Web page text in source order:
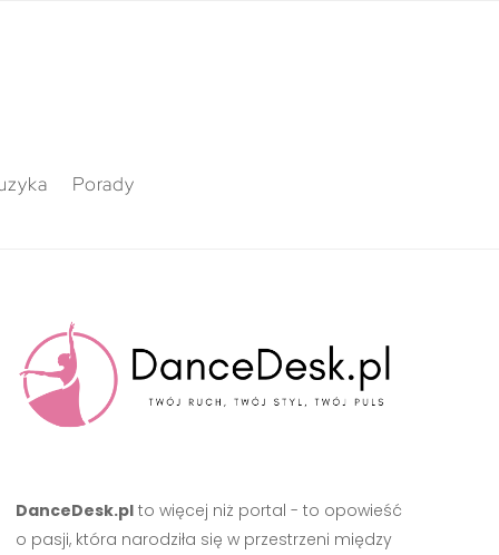
Porady
DanceDesk.plto więcej niż portal - to opowieść
o pasji, która narodziła się w przestrzeni między